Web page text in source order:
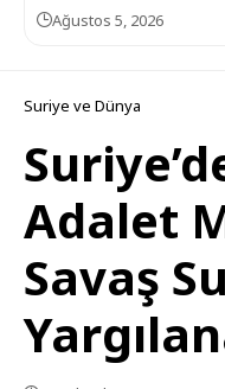
Ağustos 5, 2026
Suriye ve Dünya
Adalet
Savaş